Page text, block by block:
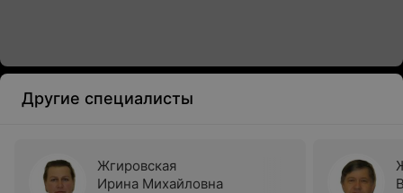
Другие специалисты
Жгировская
Ирина Михайловна